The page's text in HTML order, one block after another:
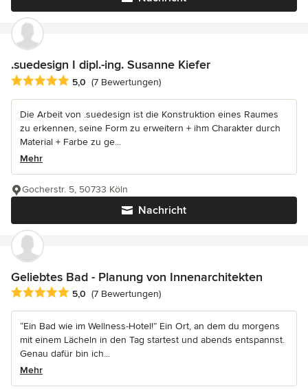
.suedesign I dipl.-ing. Susanne Kiefer
Durchschnittliche Bewertung: 5 von 5 Sternen
5,0 (7 Bewertungen)
Die Arbeit von .suedesign ist die Konstruktion eines Raumes
zu erkennen, seine Form zu erweitern + ihm Charakter durch
Material + Farbe zu ge...
Mehr
Nachricht
Gocherstr. 5, 50733 Köln
Geliebtes Bad - Planung von Innenarchitekten
Durchschnittliche Bewertung: 5 von 5 Sternen
5,0 (7 Bewertungen)
“Ein Bad wie im Wellness-Hotel!” Ein Ort, an dem du morgens
mit einem Lächeln in den Tag startest und abends entspannst.
Genau dafür bin ich...
Mehr